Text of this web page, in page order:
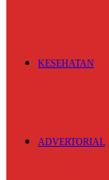
KESEHATAN
ADVERTORIAL